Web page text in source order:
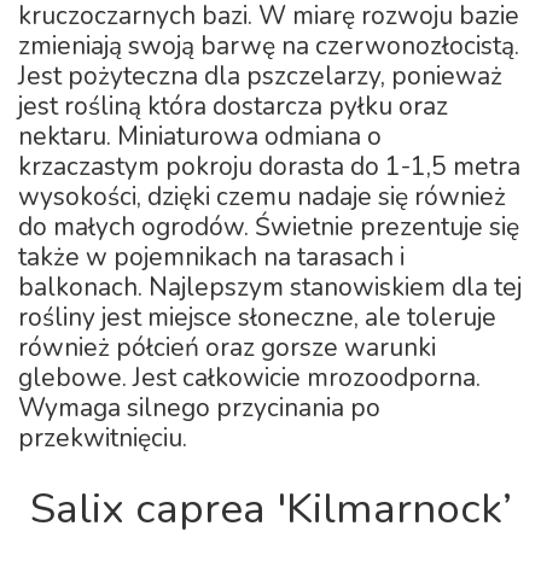
kruczoczarnych bazi. W miarę rozwoju bazie
zmieniają swoją barwę na czerwonozłocistą.
Jest pożyteczna dla pszczelarzy, ponieważ
jest rośliną która dostarcza pyłku oraz
nektaru. Miniaturowa odmiana o
krzaczastym pokroju dorasta do 1-1,5 metra
wysokości, dzięki czemu nadaje się również
do małych ogrodów. Świetnie prezentuje się
także w pojemnikach na tarasach i
balkonach. Najlepszym stanowiskiem dla tej
rośliny jest miejsce słoneczne, ale toleruje
również półcień oraz gorsze warunki
glebowe. Jest całkowicie mrozoodporna.
Wymaga silnego przycinania po
przekwitnięciu.
Salix caprea 'Kilmarnock’